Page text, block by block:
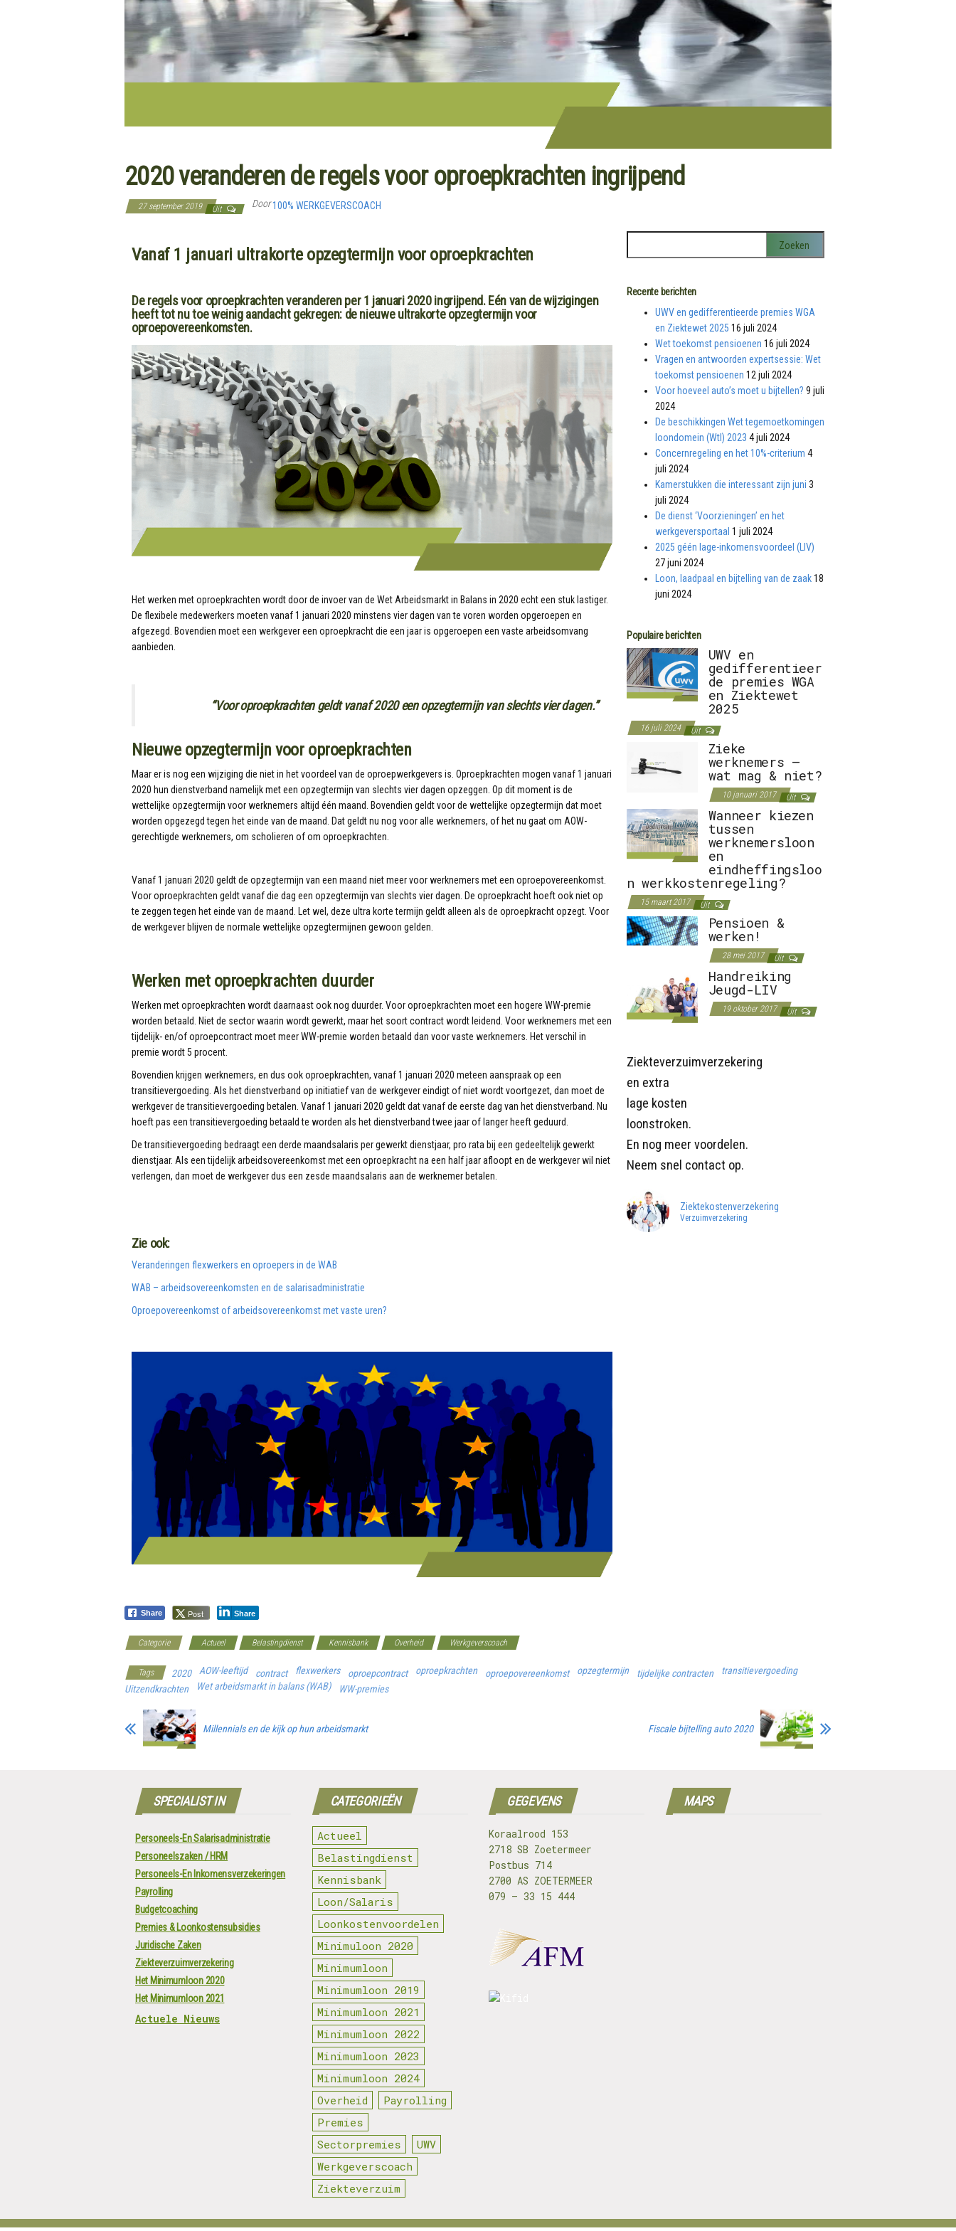
2020 veranderen de regels voor oproepkrachten ingrijpend
27 september 2019 Uit Door100% WERKGEVERSCOACH
Vanaf 1 januari ultrakorte opzegtermijn voor oproepkrachten
De regels voor oproepkrachten veranderen per 1 januari 2020 ingrijpend. Eén van de wijzigingen
heeft tot nu toe weinig aandacht gekregen: de nieuwe ultrakorte opzegtermijn voor
oproepovereenkomsten.
Het werken met oproepkrachten wordt door de invoer van de Wet Arbeidsmarkt in Balans in 2020 echt een stuk lastiger.
De flexibele medewerkers moeten vanaf 1 januari 2020 minstens vier dagen van te voren worden opgeroepen en
afgezegd. Bovendien moet een werkgever een oproepkracht die een jaar is opgeroepen een vaste arbeidsomvang
aanbieden.
“Voor oproepkrachten geldt vanaf 2020 een opzegtermijn van slechts vier dagen.”
Nieuwe opzegtermijn voor oproepkrachten
Maar er is nog een wijziging die niet in het voordeel van de oproepwerkgevers is. Oproepkrachten mogen vanaf 1 januari
2020 hun dienstverband namelijk met een opzegtermijn van slechts vier dagen opzeggen. Op dit moment is de
wettelijke opzegtermijn voor werknemers altijd één maand. Bovendien geldt voor de wettelijke opzegtermijn dat moet
worden opgezegd tegen het einde van de maand. Dat geldt nu nog voor alle werknemers, of het nu gaat om AOW-
gerechtigde werknemers, om scholieren of om oproepkrachten.
Vanaf 1 januari 2020 geldt de opzegtermijn van een maand niet meer voor werknemers met een oproepovereenkomst.
Voor oproepkrachten geldt vanaf die dag een opzegtermijn van slechts vier dagen. De oproepkracht hoeft ook niet op
te zeggen tegen het einde van de maand. Let wel, deze ultra korte termijn geldt alleen als de oproepkracht opzegt. Voor
de werkgever blijven de normale wettelijke opzegtermijnen gewoon gelden.
Werken met oproepkrachten duurder
Werken met oproepkrachten wordt daarnaast ook nog duurder. Voor oproepkrachten moet een hogere WW-premie
worden betaald. Niet de sector waarin wordt gewerkt, maar het soort contract wordt leidend. Voor werknemers met een
tijdelijk- en/of oproepcontract moet meer WW-premie worden betaald dan voor vaste werknemers. Het verschil in
premie wordt 5 procent.
Bovendien krijgen werknemers, en dus ook oproepkrachten, vanaf 1 januari 2020 meteen aanspraak op een
transitievergoeding. Als het dienstverband op initiatief van de werkgever eindigt of niet wordt voortgezet, dan moet de
werkgever de transitievergoeding betalen. Vanaf 1 januari 2020 geldt dat vanaf de eerste dag van het dienstverband. Nu
hoeft pas een transitievergoeding betaald te worden als het dienstverband twee jaar of langer heeft geduurd.
De transitievergoeding bedraagt een derde maandsalaris per gewerkt dienstjaar, pro rata bij een gedeeltelijk gewerkt
dienstjaar. Als een tijdelijk arbeidsovereenkomst met een oproepkracht na een half jaar afloopt en de werkgever wil niet
verlengen, dan moet de werkgever dus een zesde maandsalaris aan de werknemer betalen.
Zie ook:
Veranderingen flexwerkers en oproepers in de WAB
WAB – arbeidsovereenkomsten en de salarisadministratie
Oproepovereenkomst of arbeidsovereenkomst met vaste uren?
Recente berichten
UWV en gedifferentieerde premies WGA
en Ziektewet 2025 16 juli 2024
Wet toekomst pensioenen 16 juli 2024
Vragen en antwoorden expertsessie: Wet
toekomst pensioenen 12 juli 2024
Voor hoeveel auto’s moet u bijtellen? 9 juli
2024
De beschikkingen Wet tegemoetkomingen
loondomein (Wtl) 2023 4 juli 2024
Concernregeling en het 10%-criterium 4
juli 2024
Kamerstukken die interessant zijn juni 3
juli 2024
De dienst ‘Voorzieningen’ en het
werkgeversportaal 1 juli 2024
2025 géén lage-inkomensvoordeel (LIV)
27 juni 2024
Loon, laadpaal en bijtelling van de zaak 18
juni 2024
Populaire berichten
UWV en
gedifferentieer
de premies WGA
en Ziektewet
2025
16 juli 2024 Uit
Zieke
werknemers –
wat mag & niet?
10 januari 2017 Uit
Wanneer kiezen
tussen
werknemersloon
en
eindheffingsloo
n werkkostenregeling?
15 maart 2017 Uit
Pensioen &
werken!
28 mei 2017 Uit
Handreiking
Jeugd-LIV
19 oktober 2017 Uit
Ziekteverzuimverzekering
en extra
lage kosten
loonstroken.
En nog meer voordelen.
Neem snel contact op.
Ziektekostenverzekering
Verzuimverzekering
Share Post Share
Categorie Actueel Belastingdienst Kennisbank Overheid Werkgeverscoach
Tags 2020 AOW-leeftijd contract flexwerkers oproepcontract oproepkrachten oproepovereenkomst opzegtermijn tijdelijke contracten
transitievergoeding
Uitzendkrachten
Wet arbeidsmarkt in balans (WAB) WW-premies
Millennials en de kijk op hun arbeidsmarkt Fiscale bijtelling auto 2020
SPECIALIST IN
Personeels-En Salarisadministratie
Personeelszaken / HRM
Personeels-En Inkomensverzekeringen
Payrolling
Budgetcoaching
Premies & Loonkostensubsidies
Juridische Zaken
Ziekteverzuimverzekering
Het Minimumloon 2020
Het Minimumloon 2021
Actuele Nieuws
CATEGORIEËN
Actueel
Belastingdienst
Kennisbank
Loon/Salaris
Loonkostenvoordelen
Minimuloon 2020
Minimumloon
Minimumloon 2019
Minimumloon 2021
Minimumloon 2022
Minimumloon 2023
Minimumloon 2024
Overheid
Payrolling
Premies
Sectorpremies
UWV
Werkgeverscoach
Ziekteverzuim
GEGEVENS
Koraalrood 153
2718 SB Zoetermeer
Postbus 714
2700 AS ZOETERMEER
079 – 33 15 444
MAPS